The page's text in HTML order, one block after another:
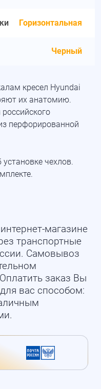
Горизонтальная
Черный
кресел Hyundai
их анатомию.
перфорированной
установке чехлов.
магазине
транспортные
Самовывоз
заказ Вы
вас способом: